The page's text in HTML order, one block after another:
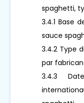
spaghetti,
3.4.1 Base
sauce
3.4.2 Type
par
3.4.3